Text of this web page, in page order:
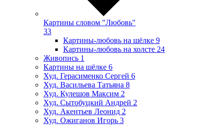
Картины словом "Любовь"
33
Картины-любовь на шёлке 9
Картины-любовь на холсте 24
Живопись 1
Картины на шёлке 6
Худ. Герасименко Сергей 6
Худ. Васильева Татьяна 8
Худ. Кулешов Максим 2
Худ. Сытобуцкий Андрей 2
Худ. Акентьев Леонид 2
Худ. Ожиганов Игорь 3